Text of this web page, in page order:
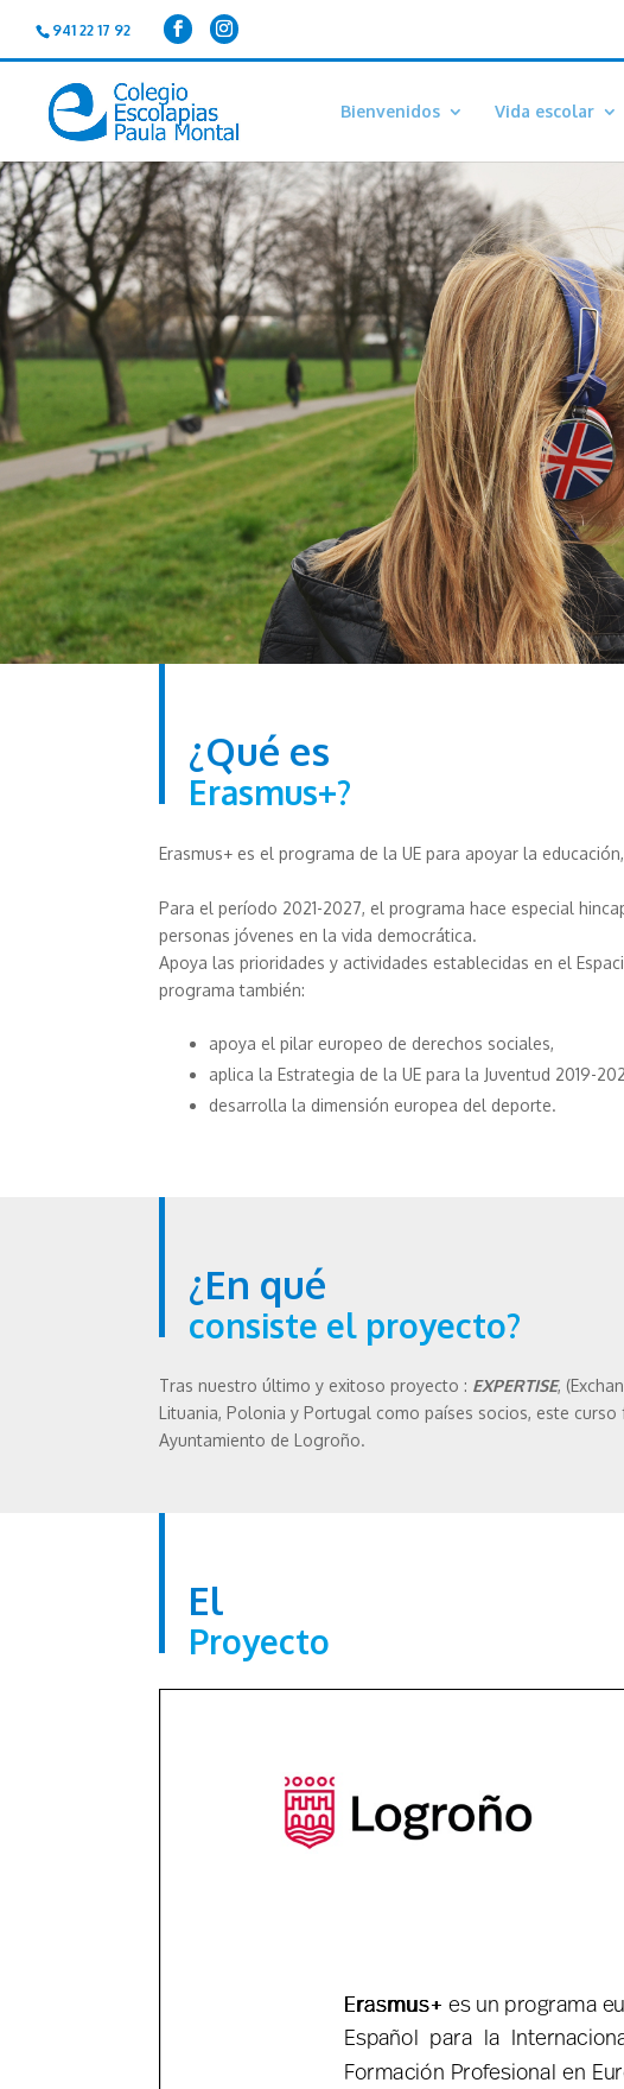
941 22 17 92
Bienvenidos Vida escolar
¿Qué es
Erasmus+?
Erasmus+ es el programa de la UE para apoyar la
Para el período 2021-2027, el programa hace especial
personas jóvenes en la vida democrática.
Apoya las prioridades y actividades establecidas en el
programa también:
apoya el pilar europeo de derechos sociales,
aplica la Estrategia de la UE para la Juventud 2019-
desarrolla la dimensión europea del deporte.
¿En qué
consiste el proyecto?
Tras nuestro último y exitoso proyecto : EXPERTISE,
Lituania, Polonia y Portugal como países socios, este
Ayuntamiento de Logroño.
El
Proyecto